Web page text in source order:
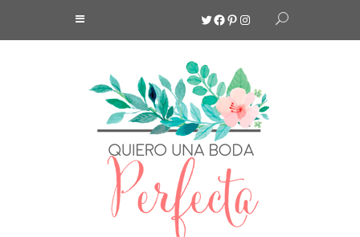
Twitter
Facebook
Pinterest
Instagram